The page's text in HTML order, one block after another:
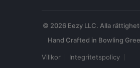
© 2026 Eezy LLC. Alla
Villkor Integritetspolicy